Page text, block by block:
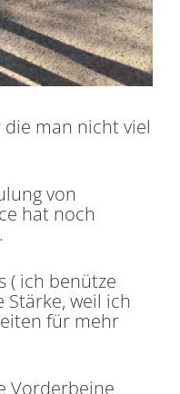
die man nicht viel
von
hat noch
( ich benütze
weil ich
für mehr
Vorderbeine